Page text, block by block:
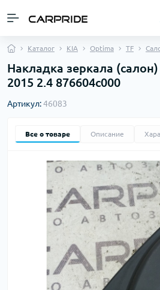
Каталог KIA Optima TF
Накладка зеркала
2015 2.4 876604c000
Артикул:46083
Все о товаре Описание